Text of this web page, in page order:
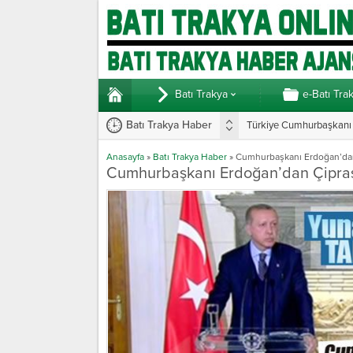
Batı Trakya e-Batı
Batı Trakya Haber Türkiye
Yunanistan’da
Anasayfa » Batı Trakya Haber » Cumhurbaşkanı
Cumhurbaşkanı Erdoğan’dan